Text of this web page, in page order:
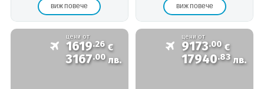
виж повече виж повече
цени от
1619.26 €
3167.00 лв.
цени от
9173.00 €
17940.83 лв.